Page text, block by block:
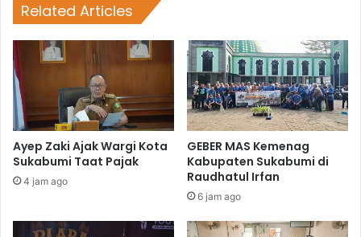
Related Articles
Ayep Zaki Ajak Wargi Kota
Sukabumi Taat Pajak
4 jam ago
GEBER MAS Kemenag
Kabupaten Sukabumi di
Raudhatul Irfan
6 jam ago